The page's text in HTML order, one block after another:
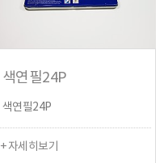
색연필24P
색연필24P
+ 자세히보기